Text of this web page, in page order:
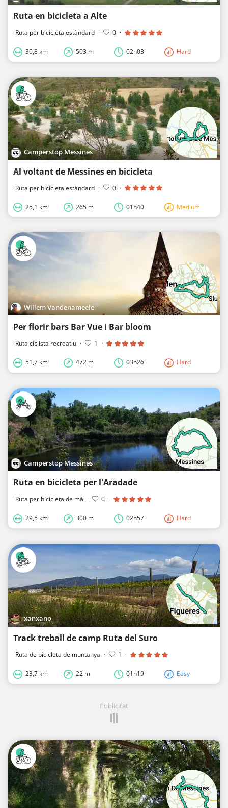
Ruta en bicicleta a Alte
Ruta per bicicleta estàndard · 0 ·
30,8 km 503 m 02h03 Hard
Camperstop Messines
Al voltant de Messines en bicicleta
Ruta per bicicleta estàndard · 0 ·
25,1 km 265 m 01h40 Medium
Willem Vandenameele
Per florir bars Bar Vue i Bar bloom
Ruta ciclista recreatiu · 1 ·
51,7 km 472 m 03h26 Hard
Camperstop Messines
Ruta en bicicleta per l'Aradade
Ruta per bicicleta de mà · 0 ·
29,5 km 300 m 02h57 Hard
xanxano
Track treball de camp Ruta del Suro
Ruta de bicicleta de muntanya · 1 ·
23,7 km 22 m 01h19 Easy
Publicitat